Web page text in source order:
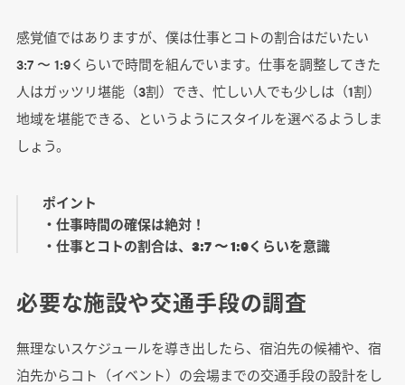
感覚値ではありますが、僕は仕事とコトの割合はだいたい
3:7 〜 1:9くらいで時間を組んでいます。仕事を調整してきた
人はガッツリ堪能（3割）でき、忙しい人でも少しは（1割）
地域を堪能できる、というようにスタイルを選べるようしま
しょう。
ポイント
・仕事時間の確保は絶対！
・仕事とコトの割合は、3:7 〜 1:9くらいを意識
必要な施設や交通手段の調査
無理ないスケジュールを導き出したら、宿泊先の候補や、宿
泊先からコト（イベント）の会場までの交通手段の設計をし